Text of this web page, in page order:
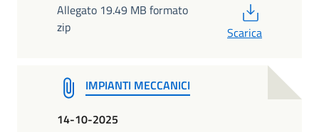
Allegato 19.49 MB formato
zip
Scarica
IMPIANTI MECCANICI
14-10-2025